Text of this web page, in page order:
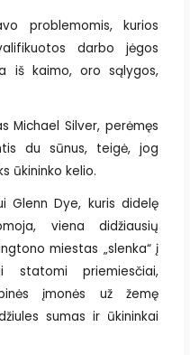
problemomis, kurios
darbo jėgos
iš kaimo, oro sąlygos,
Michael Silver, perėmęs
du sūnus, teigė, jog
ūkininko kelio.
Glenn Dye, kuris didelę
viena didžiausių
miestas „slenka“ į
statomi priemiesčiai,
įmonės už žemę
sumas ir ūkininkai